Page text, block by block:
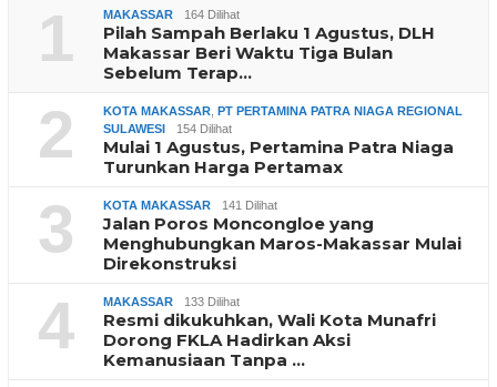
1 MAKASSAR 164 Dilihat
Pilah Sampah Berlaku 1 Agustus, DLH
Makassar Beri Waktu Tiga Bulan
Sebelum Terap…
2 KOTA MAKASSAR, PT PERTAMINA PATRA NIAGA REGIONAL
SULAWESI
154 Dilihat
Mulai 1 Agustus, Pertamina Patra Niaga
Turunkan Harga Pertamax
3 KOTA MAKASSAR 141 Dilihat
Jalan Poros Moncongloe yang
Menghubungkan Maros-Makassar Mulai
Direkonstruksi
4 MAKASSAR 133 Dilihat
Resmi dikukuhkan, Wali Kota Munafri
Dorong FKLA Hadirkan Aksi
Kemanusiaan Tanpa …